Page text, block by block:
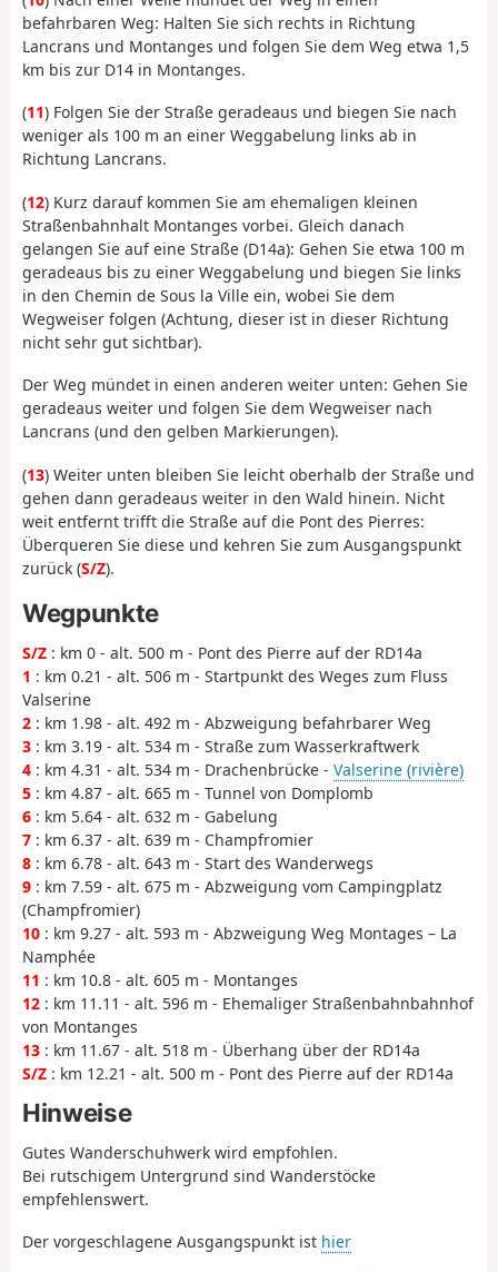
befahrbaren Weg: Halten Sie sich rechts in Richtung
Lancrans und Montanges und folgen Sie dem Weg etwa 1,5
km bis zur D14 in Montanges.
(11) Folgen Sie der Straße geradeaus und biegen Sie nach
weniger als 100 m an einer Weggabelung links ab in
Richtung Lancrans.
(12) Kurz darauf kommen Sie am ehemaligen kleinen
Straßenbahnhalt Montanges vorbei. Gleich danach
gelangen Sie auf eine Straße (D14a): Gehen Sie etwa 100 m
geradeaus bis zu einer Weggabelung und biegen Sie links
in den Chemin de Sous la Ville ein, wobei Sie dem
Wegweiser folgen (Achtung, dieser ist in dieser Richtung
nicht sehr gut sichtbar).
Der Weg mündet in einen anderen weiter unten: Gehen Sie
geradeaus weiter und folgen Sie dem Wegweiser nach
Lancrans (und den gelben Markierungen).
(13) Weiter unten bleiben Sie leicht oberhalb der Straße und
gehen dann geradeaus weiter in den Wald hinein. Nicht
weit entfernt trifft die Straße auf die Pont des Pierres:
Überqueren Sie diese und kehren Sie zum Ausgangspunkt
zurück (S/Z).
Wegpunkte
S/Z : km 0 - alt. 500 m - Pont des Pierre auf der RD14a
1 : km 0.21 - alt. 506 m - Startpunkt des Weges zum Fluss
Valserine
2 : km 1.98 - alt. 492 m - Abzweigung befahrbarer Weg
3 : km 3.19 - alt. 534 m - Straße zum Wasserkraftwerk
4 : km 4.31 - alt. 534 m - Drachenbrücke - Valserine (rivière)
5 : km 4.87 - alt. 665 m - Tunnel von Domplomb
6 : km 5.64 - alt. 632 m - Gabelung
7 : km 6.37 - alt. 639 m - Champfromier
8 : km 6.78 - alt. 643 m - Start des Wanderwegs
9 : km 7.59 - alt. 675 m - Abzweigung vom Campingplatz
(Champfromier)
10 : km 9.27 - alt. 593 m - Abzweigung Weg Montages – La
Namphée
11 : km 10.8 - alt. 605 m - Montanges
12 : km 11.11 - alt. 596 m - Ehemaliger Straßenbahnbahnhof
von Montanges
13 : km 11.67 - alt. 518 m - Überhang über der RD14a
S/Z : km 12.21 - alt. 500 m - Pont des Pierre auf der RD14a
Hinweise
Gutes Wanderschuhwerk wird empfohlen.
Bei rutschigem Untergrund sind Wanderstöcke
empfehlenswert.
Der vorgeschlagene Ausgangspunkt ist hier